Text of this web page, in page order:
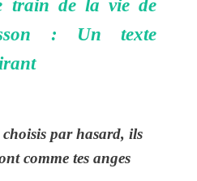
train de la vie de
: Un texte
par hasard, ils
comme tes anges